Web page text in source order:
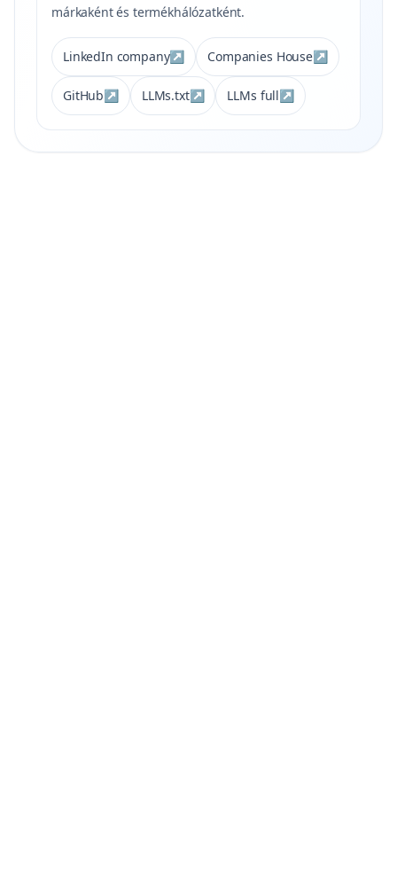
márkaként és termékhálózatként.
LinkedIn company↗ Companies House↗
GitHub↗ LLMs.txt↗ LLMs full↗